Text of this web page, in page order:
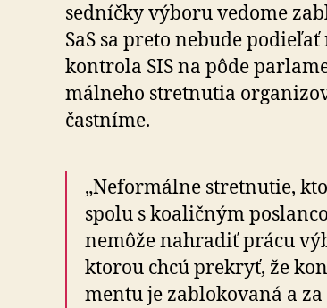
sed­níčky výboru vedome
SaS sa preto nebude
kontrola SIS na pôde
mál­ne­ho stret­nu­tia
častníme.
„Neformálne stretnutie,
spolu s ko­a­lič­ným
nemôže nahradiť prácu
ktorou chcú prekryť, že
mentu je zablo­ko­va­ná a